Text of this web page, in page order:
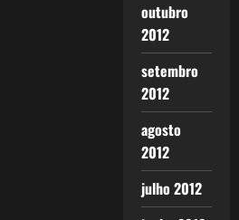
outubro
2012
setembro
2012
agosto
2012
julho 2012